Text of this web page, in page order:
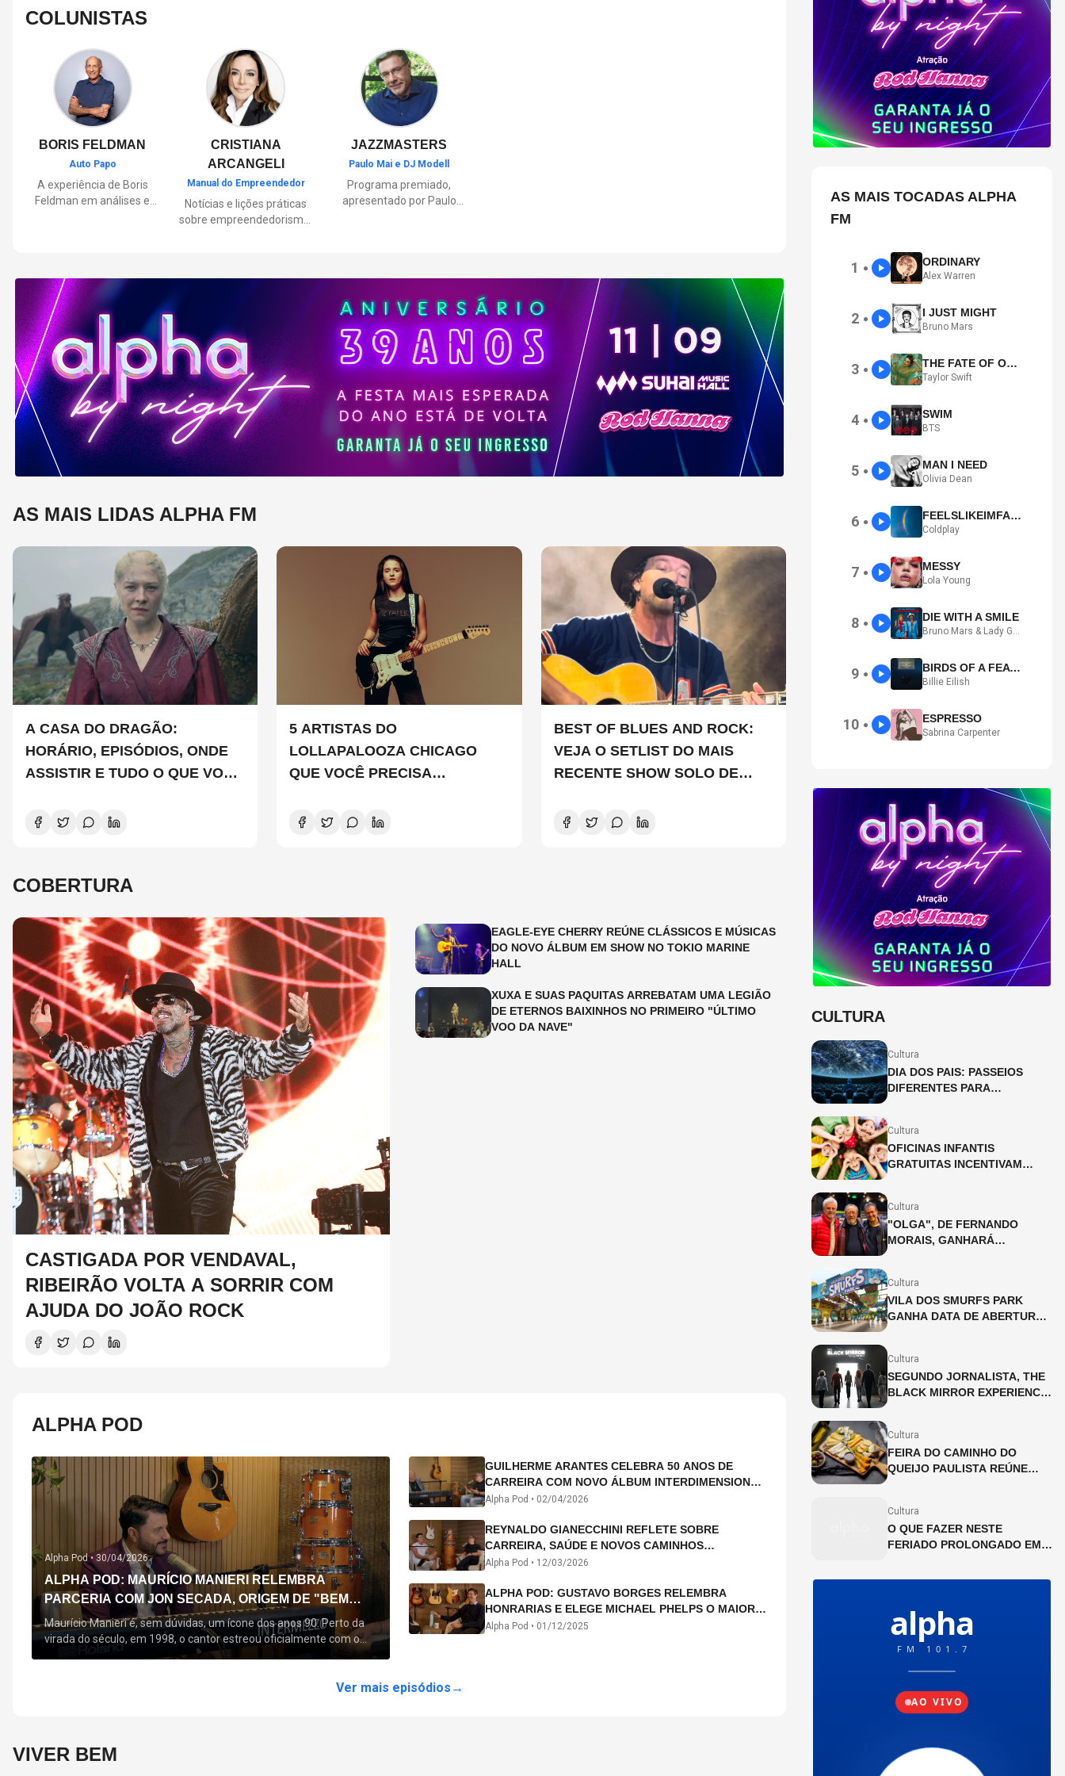
COLUNISTAS
BORIS FELDMAN
Auto Papo
A experiência de Boris
Feldman em análises e
manutenção,
lançamentos, tecnologia e
tudo o que envolve o dia a
dia dos motoristas.
CRISTIANA
ARCANGELI
Manual do Empreendedor
Notícias e lições práticas
sobre empreendedorismo,
JAZZMASTERS
Paulo Mai e DJ Modell
Programa premiado,
apresentado por Paulo
Soul ao House.
Lançamentos e histórias
sobre artistas e
movimentos que
nasceram a partir do jazz
e ajudaram a moldar a
música contemporânea.
AS MAIS LIDAS ALPHA FM
A CASA DO DRAGÃO:
HORÁRIO, EPISÓDIOS, ONDE
ASSISTIR E TUDO O QUE VOCÊ
NOVA TEMPORADA
5 ARTISTAS DO
LOLLAPALOOZA CHICAGO
QUE VOCÊ PRECISA
BEST OF BLUES AND ROCK:
VEJA O SETLIST DO MAIS
RECENTE SHOW SOLO DE
COBERTURA
CASTIGADA POR VENDAVAL,
RIBEIRÃO VOLTA A SORRIR COM
AJUDA DO JOÃO ROCK
EAGLE-EYE CHERRY REÚNE CLÁSSICOS E MÚSICAS
DO NOVO ÁLBUM EM SHOW NO TOKIO MARINE
HALL
XUXA E SUAS PAQUITAS ARREBATAM UMA LEGIÃO
DE ETERNOS BAIXINHOS NO PRIMEIRO "ÚLTIMO
VOO DA NAVE"
ALPHA POD
Alpha Pod • 30/04/2026
ALPHA POD: MAURÍCIO MANIERI RELEMBRA
PARCERIA COM JON SECADA, ORIGEM DE "BEM
QUERER" E MAIS
Maurício Manieri é, sem dúvidas, um ícone dos anos 90. Perto da
virada do século, em 1998, o cantor estreou oficialmente com o
seu primeiro disco, "A Noite Inteira", no qual estão canções que lhe
Querer" e "Minha Menina". Em 2026, o astro segue com o […]
GUILHERME ARANTES CELEBRA 50 ANOS DE
CARREIRA COM NOVO ÁLBUM INTERDIMENSIONAL
E TURNÊ “50 ANOS-LUZ”
Alpha Pod • 02/04/2026
REYNALDO GIANECCHINI REFLETE SOBRE
CARREIRA, SAÚDE E NOVOS CAMINHOS
ARTÍSTICOS NO ALPHA POD
Alpha Pod • 12/03/2026
ALPHA POD: GUSTAVO BORGES RELEMBRA
HONRARIAS E ELEGE MICHAEL PHELPS O MAIOR
ATLETA DA HISTÓRIA
Alpha Pod • 01/12/2025
Ver mais episódios →
VIVER BEM
AS MAIS TOCADAS ALPHA
FM
1 ● ORDINARY
Alex Warren
2 ● I JUST MIGHT
Bruno Mars
3 ● THE FATE OF OPHELIA
Taylor Swift
4 ● SWIM
BTS
5 ● MAN I NEED
Olivia Dean
6 ● FEELSLIKEIMFALLINGINLOVE
Coldplay
7 ● MESSY
Lola Young
8 ● DIE WITH A SMILE
Bruno Mars & Lady Gaga
9 ● BIRDS OF A FEATHER
Billie Eilish
10 ● ESPRESSO
Sabrina Carpenter
CULTURA
Cultura
DIA DOS PAIS: PASSEIOS
DIFERENTES PARA
Cultura
OFICINAS INFANTIS
GRATUITAS INCENTIVAM
Cultura
"OLGA", DE FERNANDO
MORAIS, GANHARÁ
Cultura
VILA DOS SMURFS PARK
GANHA DATA DE ABERTURA
Cultura
SEGUNDO JORNALISTA, THE
BLACK MIRROR EXPERIENCE
Cultura
FEIRA DO CAMINHO DO
QUEIJO PAULISTA REÚNE
Cultura
O QUE FAZER NESTE
FERIADO PROLONGADO EM